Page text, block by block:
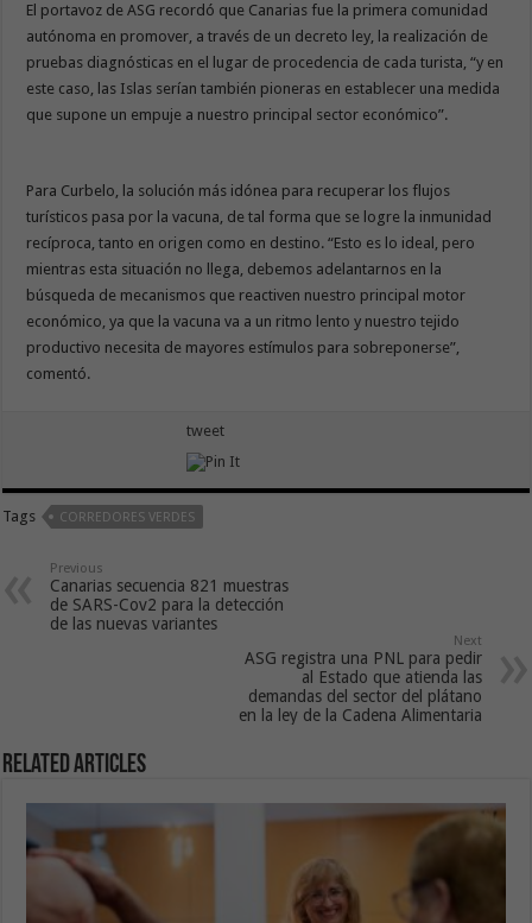
El portavoz de ASG recordó que Canarias fue la primera comunidad
autónoma en promover, a través de un decreto ley, la realización de
pruebas diagnósticas en el lugar de procedencia de cada turista, “y en
este caso, las Islas serían también pioneras en establecer una medida
que supone un empuje a nuestro principal sector económico”.
Para Curbelo, la solución más idónea para recuperar los flujos
turísticos pasa por la vacuna, de tal forma que se logre la inmunidad
recíproca, tanto en origen como en destino. “Esto es lo ideal, pero
mientras esta situación no llega, debemos adelantarnos en la
búsqueda de mecanismos que reactiven nuestro principal motor
económico, ya que la vacuna va a un ritmo lento y nuestro tejido
productivo necesita de mayores estímulos para sobreponerse”,
comentó.
tweet
Tags CORREDORES VERDES
Previous
Canarias secuencia 821 muestras
de SARS-Cov2 para la detección
de las nuevas variantes
Next
ASG registra una PNL para pedir
al Estado que atienda las
demandas del sector del plátano
en la ley de la Cadena Alimentaria
Related Articles